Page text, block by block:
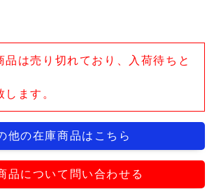
品は売り切れており、入荷待ちと
ます。
他の在庫商品はこちら
品について問い合わせる